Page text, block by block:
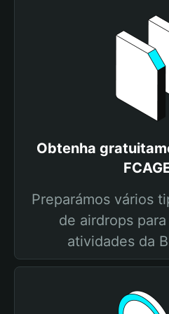
Obtenha
Preparámos vários
de airdrops
atividades da